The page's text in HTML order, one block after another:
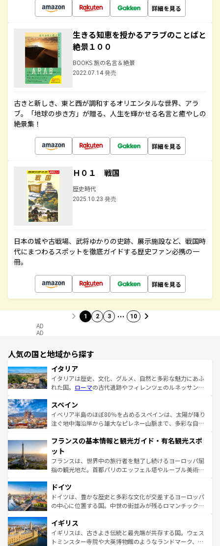
詳細を見る
生きる知恵を授かるアラブのことばと
絶景１００
BOOKS 旅の名言＆絶景
2022.07.14 発売
古きと新しき、東と西が調和するオリエンタルな世界、アラ
ブ。「地球の歩き方」が贈る、人生を輝かせる名言と癒やしの
絶景集！
詳細を見る
Ｈ０１ 戦国
歴史時代
2025.10.23 発売
日本の城や古戦場、武将ゆかりの史跡、展示施設など、戦国時
代にまつわるスポットを徹底ガイドする歴史ファン必携の一
冊。
詳細を見る
1 2 3 … 10
AD
AD
人気の国と地域から探す
イタリア
イタリアは歴史、文化、グルメ、自然と多彩な魅力にあふ
れた国。 ローマの古代遺跡やフィレンツェのルネッサンス
ろん、トスカーナの美しい田園風景やアマルフィ海岸の絶
景など、自然景観も見逃せない。観光の合間には、本場の
ピザやパスタなど、絶品のイタリア料理を堪能することも
ませてくれるイタリアで、忘れられない旅をしてみよう！
なお、新着のイタリア情報は
しい。
スペイン
イベリア半島のほぼ80％を占めるスペインは、太陽が降り
注ぐ地中海沿岸から雄大なピレネー山脈まで、多彩な自然
文化が根付くこの国では、情熱的なフラメンコ、熱気あふ
れる闘牛、そして美味しいタパスが生活の一部となってい
る。首都マドリードの洗練された雰囲気や、バルセロナの
アートに溢れた街角から、地方では古代ローマ遺跡や中世
せる。地方によって風土や気候が異なるスペインはその個
性で訪れる人を魅了する。 なお、新着のスペイン情報は コ
ンテンツ一覧を参照してほしい。
フランスの基本情報と観光ガイド・有名観光スポ
ット
フランスは、世界中の旅行者を魅了し続けるヨーロッパ屈
指の観光地だ。首都パリのエッフェル塔やルーブル美術館
で、幅広い魅力が詰まっている。華麗な宮殿、歴史的な大
聖堂、美しいビーチ、そして豊かな自然が、訪れる者を心
から魅了する。また、フランスは美食の国としても知ら
いる。シャンパンの発祥地であるランス、プロヴァンスの
香り高いラベンダー畑など、多彩な楽しみ方が可能だ。さ
らに、パリ以外の地域にも魅力が溢れており、どの街角に
ドイツ
ドイツは、豊かな歴史と多彩な文化が交差するヨーロッパ
の中心に位置する国。中世の街並みが残るロマンチック街
顔を持つこの国は、どこを歩いても飽きることがない。ベ
ルリンの文化的活気、バイエルン州のアルプスの絶景、そ
してライン川沿いのワイン畑といった風景は必見。ビール
イギリス
イギリスは、古きよき伝統と最先端が共存する国。ウェス
トミンスター寺院や大英博物館のようなランドマーク、歴